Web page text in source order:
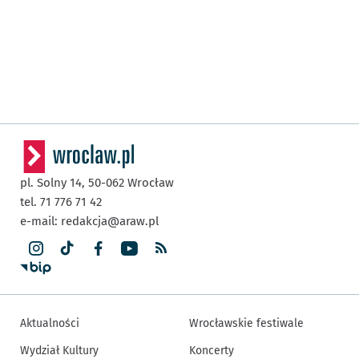
pl. Solny 14, 50-062 Wrocław
tel. 71 776 71 42
e-mail: redakcja@araw.pl
Aktualności
Wydział Kultury
Wrocławskie festiwale
Koncerty